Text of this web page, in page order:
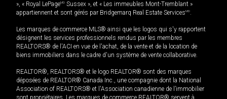
», « Royal LePageMD Sussex », et « Les immeubles Mont-Tremblant »
appartiennent et sont gérés par Bridgemarq Real Estate ServicesMD.
Les marques de commerce MLS® ainsi que les logos qui s'y rapportent
désignent les services professionnels rendus par les membres
REALTORS® de l'ACI en vue de l'achat, de la vente et de la location de
biens immobiliers dans le cadre d'un système de vente collaborative.
REALTOR®, REALTORS® et le logo REALTOR® sont des marques
déposées de REALTOR® Canada Inc., une compagnie dont la National
Association of REALTORS® et l'Association canadienne de l’immobilier
sont propriétaires. Les marques de commerce REALTOR® servent à